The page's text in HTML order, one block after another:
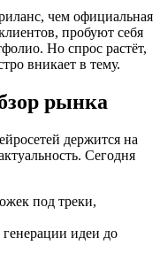
чем официальная
пробуют себя
Но спрос растёт,
вникает в тему.
рынка
держится на
Сегодня
под треки,
идеи до